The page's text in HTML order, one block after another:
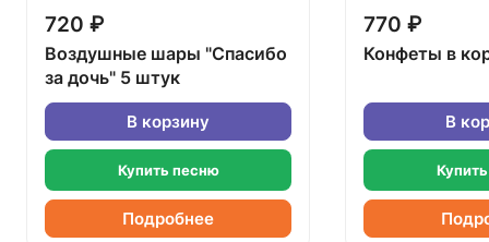
720 ₽
Воздушные шары "Спасибо
за дочь" 5 штук
В корзину
Купить песню
Подробнее
770 ₽
Конфеты в
В